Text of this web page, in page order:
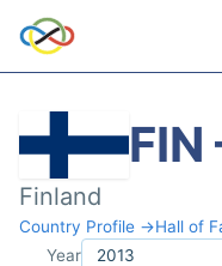
Finland
Country Profile →Hall of
Year